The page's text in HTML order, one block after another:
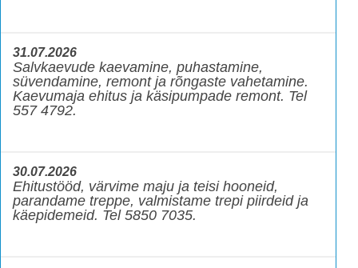
31.07.2026
Salvkaevude kaevamine, puhastamine,
süvendamine, remont ja rõngaste vahetamine.
Kaevumaja ehitus ja käsipumpade remont. Tel
557 4792.
30.07.2026
Ehitustööd, värvime maju ja teisi hooneid,
parandame treppe, valmistame trepi piirdeid ja
käepidemeid. Tel 5850 7035.